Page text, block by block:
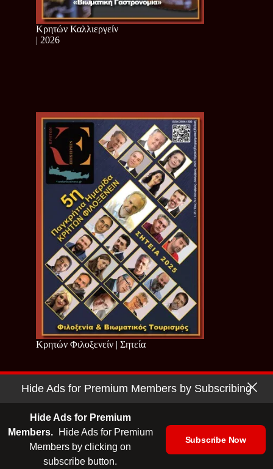
Κρητών Καλλιεργείν
| 2026
Κρητών Φιλοξενείν | Σητεία
Copyright © 2026 - Cretan Business | Κρητών Επιχειρείν
| Ταυτότητα | Media Kit
Hide Ads for Premium Members by Subscribing
Hide Ads for Premium
Members.
Hide Ads for Premium
Members by clicking on
subscribe button.
Subscribe Now